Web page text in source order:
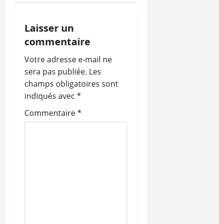
i
o
n
d
’
Laisser un
commentaire
Votre adresse e-mail ne
sera pas publiée. Les
champs obligatoires sont
indiqués avec *
Commentaire*